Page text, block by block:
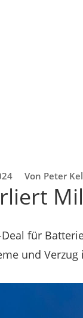
Von Peter
für
und